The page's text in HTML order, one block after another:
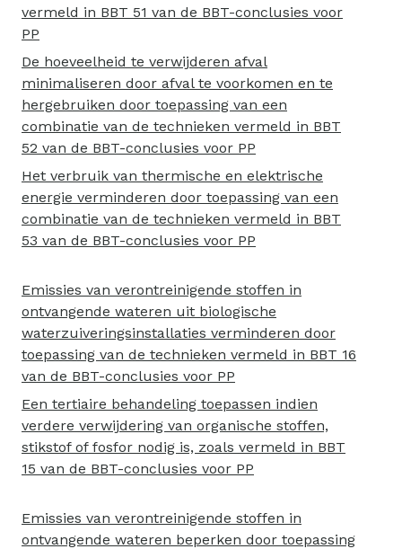
vermeld in BBT 51 van de BBT-conclusies voor
PP
De hoeveelheid te verwijderen afval
minimaliseren door afval te voorkomen en te
hergebruiken door toepassing van een
combinatie van de technieken vermeld in BBT
52 van de BBT-conclusies voor PP
Het verbruik van thermische en elektrische
energie verminderen door toepassing van een
combinatie van de technieken vermeld in BBT
53 van de BBT-conclusies voor PP
Emissies van verontreinigende stoffen in
ontvangende wateren uit biologische
waterzuiveringsinstallaties verminderen door
toepassing van de technieken vermeld in BBT 16
van de BBT-conclusies voor PP
Een tertiaire behandeling toepassen indien
verdere verwijdering van organische stoffen,
stikstof of fosfor nodig is, zoals vermeld in BBT
15 van de BBT-conclusies voor PP
Emissies van verontreinigende stoffen in
ontvangende wateren beperken door toepassing